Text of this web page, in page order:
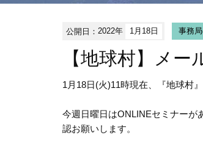
公開日：2022年 1月18日 事務
【地球村】メ
1月18日(火)11時現在、『地球村
今週日曜日はONLINEセミナーが
認お願いします。